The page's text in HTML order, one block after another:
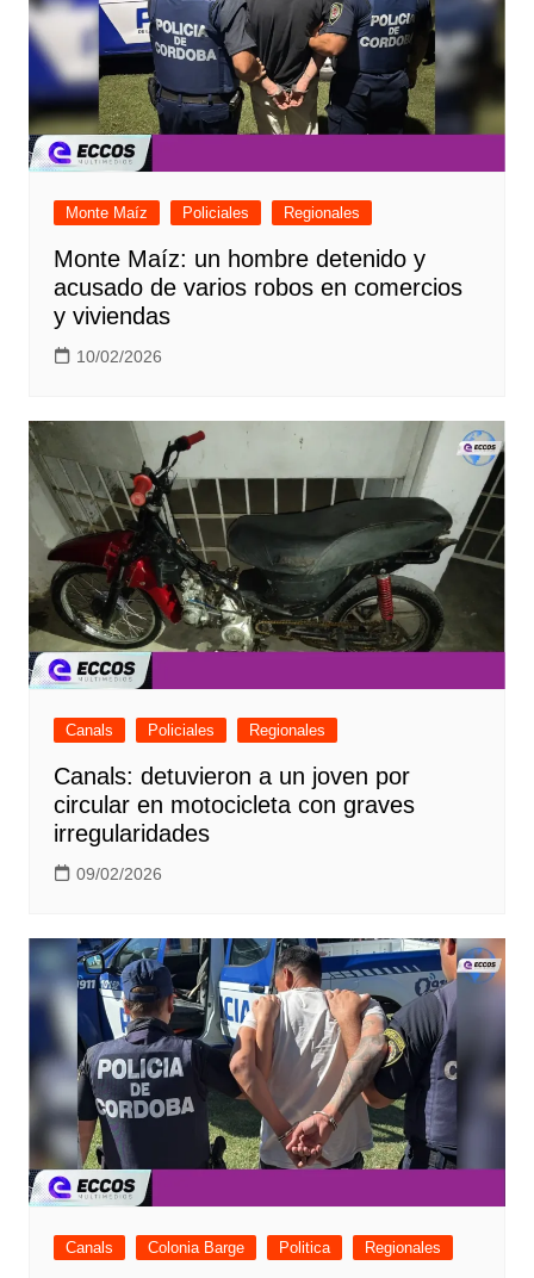
Monte Maíz Policiales Regionales
Monte Maíz: un hombre detenido y
acusado de varios robos en comercios
y viviendas
10/02/2026
Canals Policiales Regionales
Canals: detuvieron a un joven por
circular en motocicleta con graves
irregularidades
09/02/2026
Canals Colonia Barge Politica Regionales